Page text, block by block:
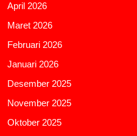
April 2026
Maret 2026
Februari 2026
Januari 2026
Desember 2025
November 2025
Oktober 2025